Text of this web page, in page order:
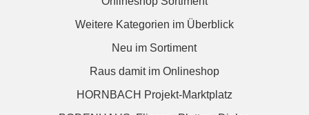
Weitere Kategorien im Überblick
Neu im Sortiment
Raus damit im Onlineshop
HORNBACH Projekt-Marktplatz